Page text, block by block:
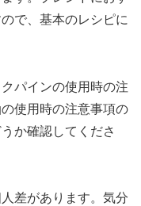
で、基本のレシピに
パインの使用時の注
使用時の注意事項の
か確認してくださ
差があります。気分